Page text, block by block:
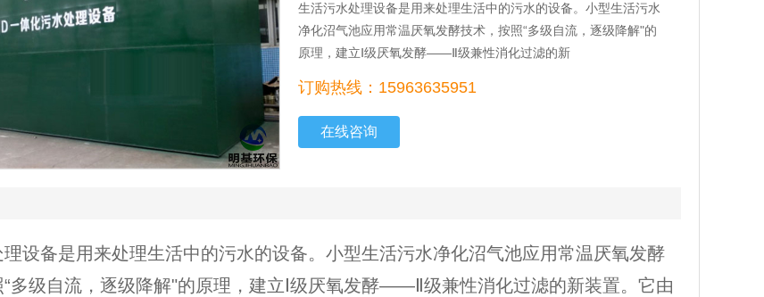
生活污水处理设备是用来处理生活中的污水的设备。小型生活污水
净化沼气池应用常温厌氧发酵技术，按照“多级自流，逐级降解"的
原理，建立Ⅰ级厌氧发酵——Ⅱ级兼性消化过滤的新
订购热线：15963635951
在线咨询
设备是用来处理生活中的污水的设备。小型生活污水净化沼气池应用常温厌氧发酵
多级自流，逐级降解"的原理，建立Ⅰ级厌氧发酵——Ⅱ级兼性消化过滤的新装置。它由